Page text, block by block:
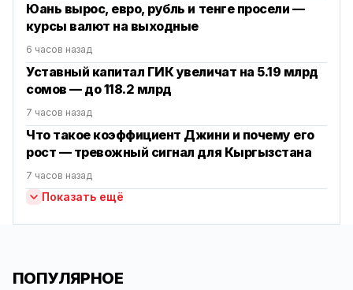
Юань вырос, евро, рубль и тенге просели —
курсы валют на выходные
6 часов назад
Уставный капитал ГИК увеличат на 5.19 млрд
сомов — до 118.2 млрд
7 часов назад
Что такое коэффициент Джини и почему его
рост — тревожный сигнал для Кыргызстана
7 часов назад
Показать ещё
ПОПУЛЯРНОЕ